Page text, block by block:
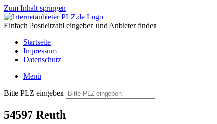
Zum Inhalt springen
Einfach Postleitzahl eingeben und Anbieter finden
Startseite
Impressum
Datenschutz
Menü
Bitte PLZ eingeben
54597 Reuth